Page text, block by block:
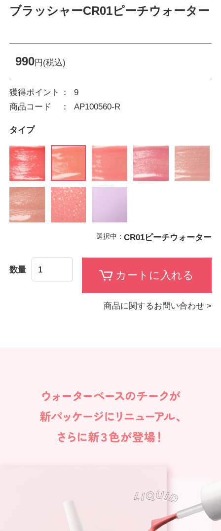
ブラッシャーCR01ピーチウォーター
990円(税込)
獲得ポイント
9
商品コード
AP100560-R
タイプ
選択中： CR01ピーチウォーター
数量
商品に関するお問い合わせ >